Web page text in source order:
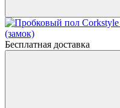
Бесплатная доставка